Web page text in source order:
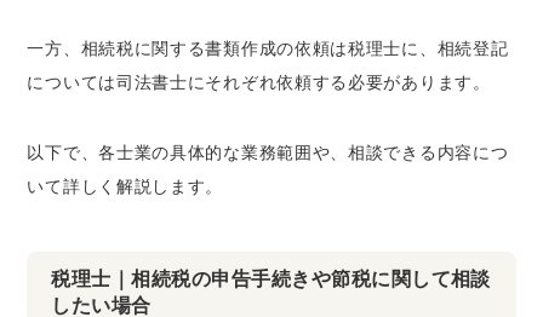
一方、相続税に関する書類作成の依頼は税理士に、相続登記
については司法書士にそれぞれ依頼する必要があります。
以下で、各士業の具体的な業務範囲や、相談できる内容につ
いて詳しく解説します。
税理士｜相続税の申告手続きや節税に関して相談
したい場合